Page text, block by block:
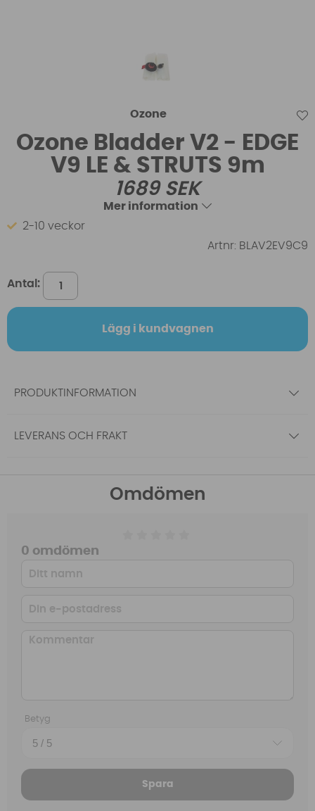
Ozone
Ozone Bladder V2 - EDGE
V9 LE & STRUTS 9m
1689SEK
Mer information
2-10 veckor
Artnr: BLAV2EV9C9
Antal:
Lägg i kundvagnen
PRODUKTINFORMATION
LEVERANS OCH FRAKT
Omdömen
0 omdömen
Betyg
Spara